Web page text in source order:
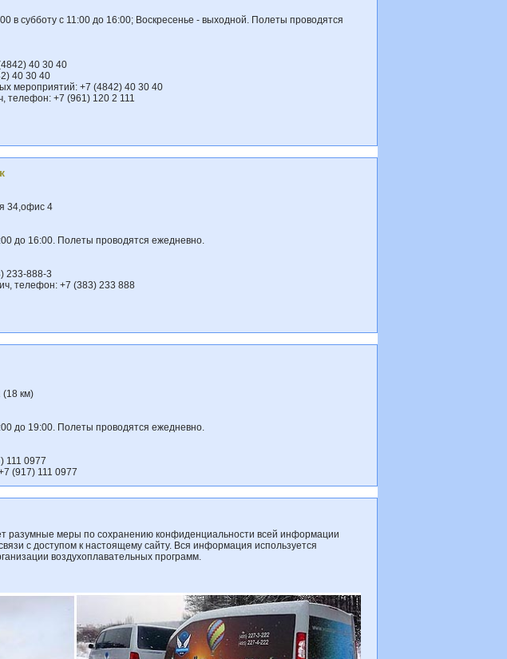
в субботу с 11:00 до 16:00; Воскресенье - выходной. Полеты проводятся
40 30 40
40 30 40
мероприятий: +7 (4842) 40 30 40
телефон: +7 (961) 120 2 111
34,офис 4
до 16:00. Полеты проводятся ежедневно.
233-888-3
телефон: +7 (383) 233 888
(18 км)
до 19:00. Полеты проводятся ежедневно.
111 0977
(917) 111 0977
разумные меры по сохранению конфиденциальности всей информации
с доступом к настоящему сайту. Вся информация используется
воздухоплавательных программ.